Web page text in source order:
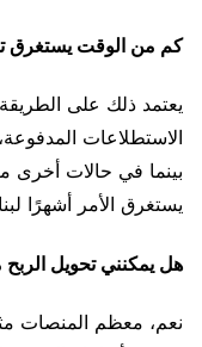
كم من الوقت يستغرق
يعتمد ذلك على
الاستطلاعات
بينما في حالات أخرى
يستغرق الأمر أشهرًا
هل يمكنني تحويل